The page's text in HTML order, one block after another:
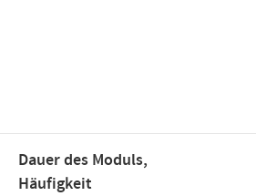
Dauer des Moduls,
Häufigkeit